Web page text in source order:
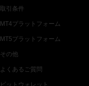
取引条件
MT4プラットフォーム
MT5プラットフォーム
その他
よくあるご質問
ビットウォレット